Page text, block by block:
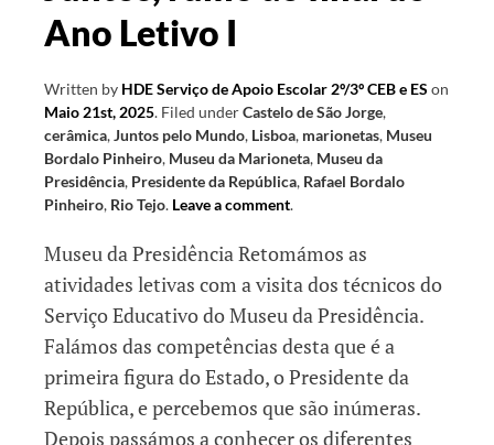
letivo
Ano Letivo I
Written by HDE Serviço de Apoio Escolar 2º/3º CEB e ES on
Maio 21st, 2025. Filed underCastelo de São Jorge,
cerâmica,Juntos pelo Mundo, Lisboa, marionetas, Museu
Bordalo Pinheiro, Museu da Marioneta, Museu da
Presidência, Presidente da República, Rafael Bordalo
Pinheiro, Rio Tejo. Leave a comment.
Museu da Presidência Retomámos as
atividades letivas com a visita dos técnicos do
Serviço Educativo do Museu da Presidência.
Falámos das competências desta que é a
primeira figura do Estado, o Presidente da
República, e percebemos que são inúmeras.
Depois passámos a conhecer os diferentes